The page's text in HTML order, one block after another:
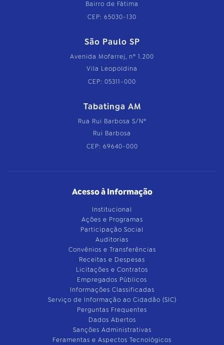
Bairro de Fátima
CEP: 65030-130
São Paulo SP
Avenida Mofarrej, nº 1.200
Vila Leopoldina
CEP: 05311-000
Tabatinga AM
Rua Rui Barbosa S/Nº
Rui Barbosa
CEP: 69640-000
Acesso à Informação
Institucional
Ações e Programas
Participação Social
Auditorias
Convênios e Transferências
Receitas e Despesas
Licitações e Contratos
Empregados Públicos
Informações Classificadas
Serviço de Informação ao Cidadão (SIC)
Perguntas Frequentes
Dados Abertos
Sanções Administrativas
Feramentas e Aspectos Tecnológicos